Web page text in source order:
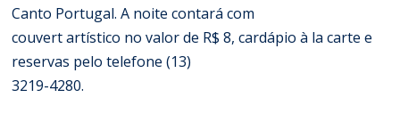
Canto Portugal. A noite contará com
couvert artístico no valor de R$ 8, cardápio à la carte e
reservas pelo telefone (13)
3219-4280.